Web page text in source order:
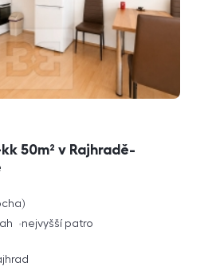
50m² v Rajhradě-
nejvyšší patro